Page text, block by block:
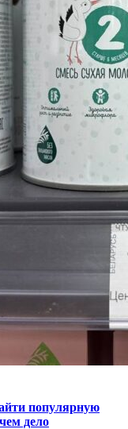
популярную
дело